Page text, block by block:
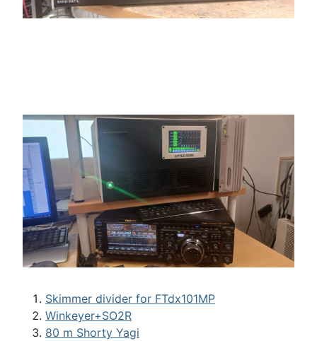
Skimmer divider for FTdx101MP
Winkeyer+SO2R
80 m Shorty Yagi